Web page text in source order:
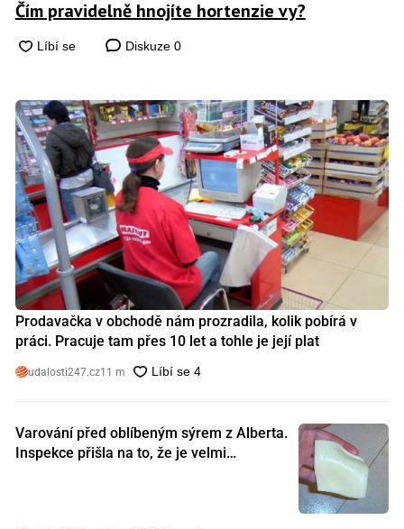
Čím pravidelně hnojíte hortenzie vy?
Diskuze 0
Prodavačka v obchodě nám prozradila, kolik pobírá v
práci. Pracuje tam přes 10 let a tohle je její plat
udalosti247.cz11 m
Varování před oblíbeným sýrem z Alberta.
Inspekce přišla na to, že je velmi